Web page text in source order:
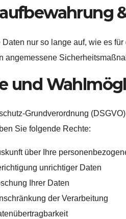
nur so lange auf, wie es
angemessene
und
Grundverordnung
Sie folgende Rechte:
über Ihre
unrichtiger Daten
Ihrer Daten
der Verarbeitung